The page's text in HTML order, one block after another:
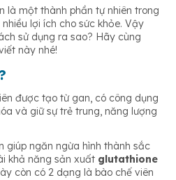
lý Parkinson
là một thành phần tự nhiên trong
lợi ích cho sức khỏe. Vậy
sử dụng ra sao? Hãy cùng
này nhé!
được tạo từ gan, có công dụng
và giữ sự trẻ trung, năng lượng
giúp ngăn ngừa hình thành sắc
khả năng sản xuất glutathione
còn có 2 dạng là bào chế viên